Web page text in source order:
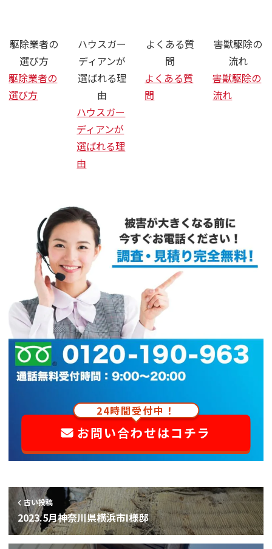
駆除業者の
選び方
駆除業者の
選び方
ハウスガー
ディアンが
選ばれる理
由
ハウスガー
ディアンが
選ばれる理
由
よくある質
問
よくある質
問
害獣駆除の
流れ
害獣駆除の
流れ
24時間受付中！
お問い合わせはコチラ
古い投稿
2023.5月神奈川県横浜市I様邸